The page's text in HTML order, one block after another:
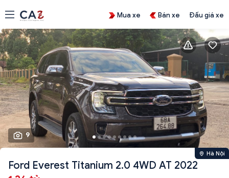
Mua xe Bán xe Đấu giá xe
9
Hà Nội
Ford Everest Titanium 2.0 4WD AT 2022